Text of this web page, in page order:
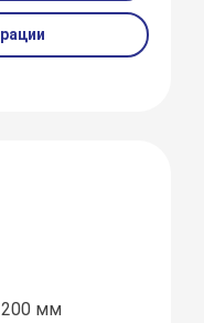
200 мм